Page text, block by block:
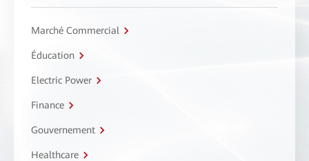
Marché Commercial
Éducation
Electric Power
Finance
Gouvernement
Healthcare